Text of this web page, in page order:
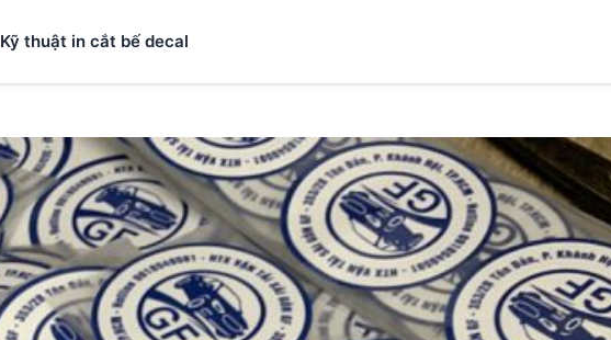
Kỹ thuật in cắt bế decal